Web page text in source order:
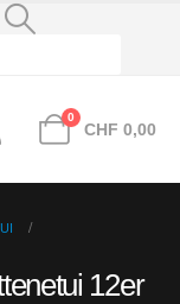
0
CHF 0,00
12er